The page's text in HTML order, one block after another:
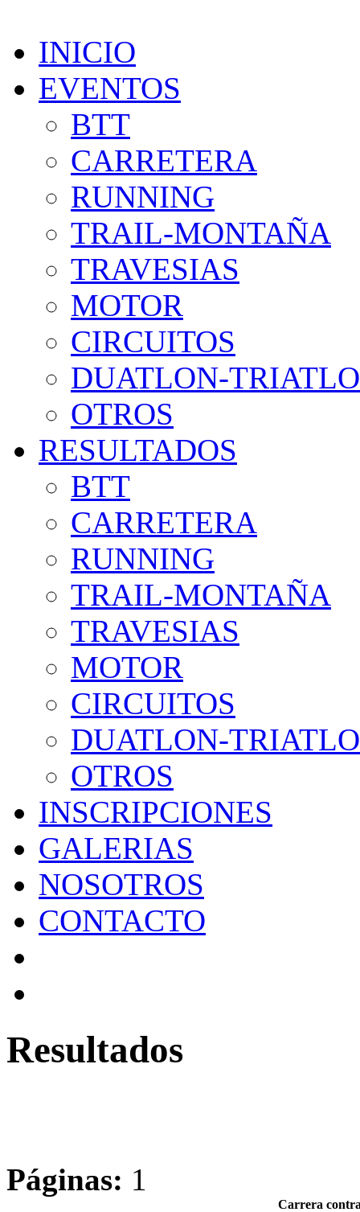
INICIO
EVENTOS
BTT
CARRETERA
RUNNING
TRAIL-MONTAÑA
TRAVESIAS
MOTOR
CIRCUITOS
DUATLON-
OTROS
RESULTADOS
BTT
CARRETERA
RUNNING
TRAIL-MONTAÑA
TRAVESIAS
MOTOR
CIRCUITOS
DUATLON-
OTROS
INSCRIPCIONES
GALERIAS
NOSOTROS
CONTACTO
Resultados
Páginas: 1
Carrera contra